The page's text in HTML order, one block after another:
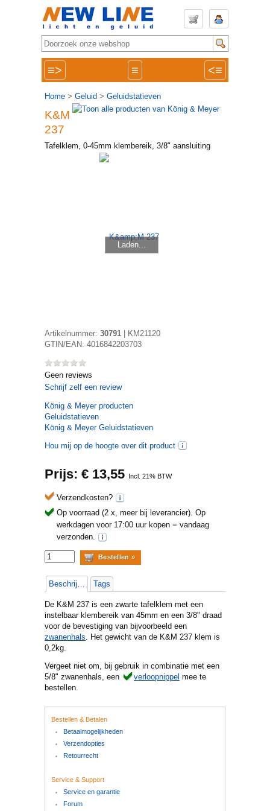
≡> ≡ <≡
Home > Geluid > Geluidstatieven
K&M
237
Tafelklem, 0-45mm klembereik, 3/8" aansluiting
Laden...
Artikelnummer: 30791
KM21120
GTIN/EAN: 4016842203703
Geen reviews
Schrijf zelf een review
König & Meyerproducten
Geluidstatieven
König & Meyer Geluidstatieven
Hou mij op de hoogte over dit product
Prijs: € 13,55 Incl. 21% BTW
Verzendkosten?
Op voorraad (2 x, meer bij leverancier). Op
werkdagen voor 17:00 uur kopen = vandaag
verzonden.
Beschrijving Tags
De K&M 237 is een zwarte tafelklem met een
instelbaar klembereik van 45mm en een 3/8" draad
voor de bevestiging van bijvoorbeeld een
zwanenhals. Het gewicht van de K&M 237 klem is
0,2kg.
Vergeet niet om, bij gebruik in combinatie met een
5/8" zwanenhals, een
verloopnippel mee te
bestellen.
Bestellen & Betalen
Betaalmogelijkheden
Verzendopties
Retourrecht
Service & Support
Service en garantie
Forum